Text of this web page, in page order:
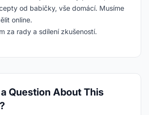
od babičky, vše domácí. Musíme
online.
za rady a sdílení zkušeností.
Question About This